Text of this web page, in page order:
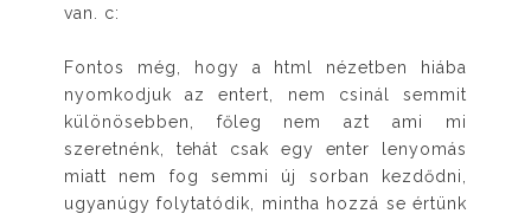
van. c:
Fontos még, hogy a html nézetben hiába
nyomkodjuk az entert, nem csinál semmit
különösebben, főleg nem azt ami mi
szeretnénk, tehát csak egy enter lenyomás
miatt nem fog semmi új sorban kezdődni,
ugyanúgy folytatódik, mintha hozzá se értünk